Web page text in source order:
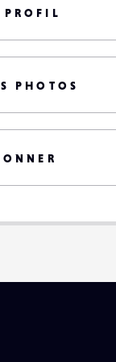
PHOTOS